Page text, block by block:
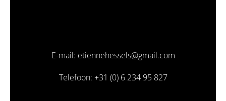
E-mail: etiennehessels@gmail.com
Telefoon: +31 (0) 6 234 95 827